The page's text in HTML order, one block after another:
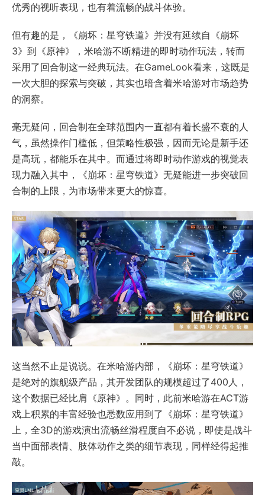
优秀的视听表现，也有着流畅的战斗体验。
但有趣的是，《崩坏：星穹铁道》并没有延续自《崩坏
3》到《原神》，米哈游不断精进的即时动作玩法，转而
采用了回合制这一经典玩法。在GameLook看来，这既是
一次大胆的探索与突破，其实也暗含着米哈游对市场趋势
的洞察。
毫无疑问，回合制在全球范围内一直都有着长盛不衰的人
气，虽然操作门槛低，但策略性极强，因而无论是新手还
是高玩，都能乐在其中。而通过将即时动作游戏的视觉表
现力融入其中，《崩坏：星穹铁道》无疑能进一步突破回
合制的上限，为市场带来更大的惊喜。
这当然不止是说说。在米哈游内部，《崩坏：星穹铁道》
是绝对的旗舰级产品，其开发团队的规模超过了400人，
这个数据已经比肩《原神》。同时，此前米哈游在ACT游
戏上积累的丰富经验也悉数应用到了《崩坏：星穹铁道》
上，全3D的游戏演出流畅丝滑程度自不必说，即使是战斗
当中面部表情、肢体动作之类的细节表现，同样经得起推
敲。